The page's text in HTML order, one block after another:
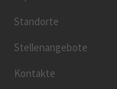
Standorte
Stellenangebote
Kontakte